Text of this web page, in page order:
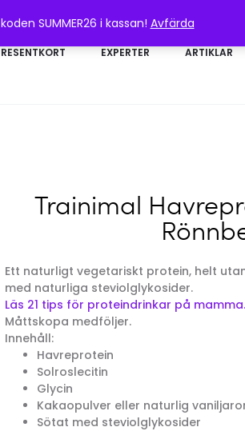
SUMMER26 i kassan! Avfärda
EXPERTER ARTIKLAR
Trainimal
Ett naturligt vegetariskt protein, helt
med naturliga steviolglykosider.
Läs 21 tips för proteindrinkar på
Måttskopa medföljer.
Innehåll:
Havreprotein
Solroslecitin
Glycin
Kakaopulver eller naturlig
Sötat med steviolglykosider